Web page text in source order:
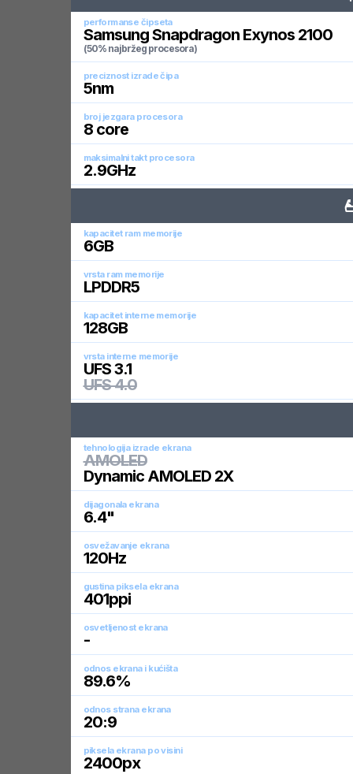
performanse čipseta
Samsung Snapdragon Exynos 2100
(50% najbržeg procesora)
preciznost izrade čipa
5nm
broj jezgara procesora
8core
maksimalni takt procesora
2.9GHz
kapacitet ram memorije
6GB
vrsta ram memorije
LPDDR5
kapacitet interne memorije
128GB
vrsta interne memorije
UFS 3.1
UFS 4.0
tehnologija izrade ekrana
AMOLED
Dynamic AMOLED 2X
dijagonala ekrana
6.4"
osvežavanje ekrana
120Hz
gustina piksela ekrana
401ppi
osvetljenost ekrana
-
odnos ekrana i kućišta
89.6%
odnos strana ekrana
20:9
piksela ekrana po visini
2400px